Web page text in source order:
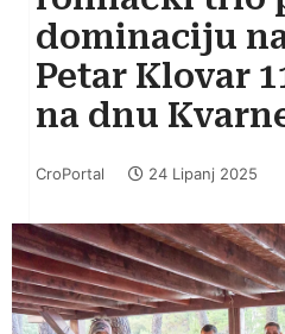
dominaciju
Petar Klovar
na dnu
CroPortal 24 Lipanj 2025